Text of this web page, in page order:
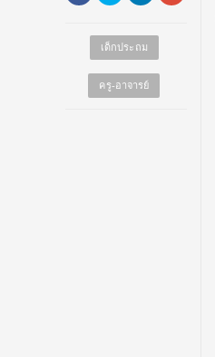
เด็กประถม
ครู-อาจารย์